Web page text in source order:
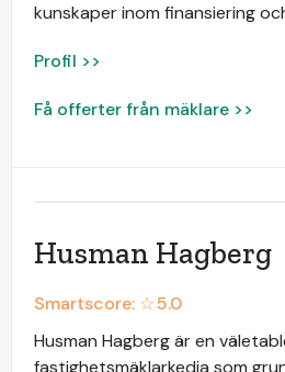
kunskaper inom finansiering
Profil >>
Få offerter från mäklare >>
Husman Hagberg
Smartscore: ☆5.0
Husman Hagberg är en
fastighetsmäklarkedja som